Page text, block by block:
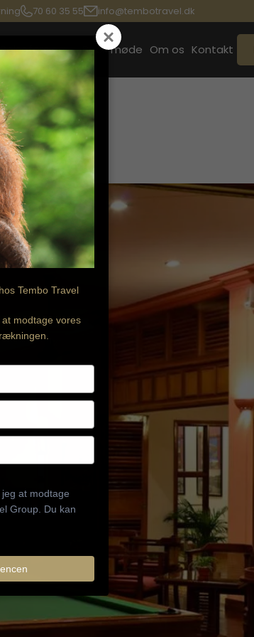
70 60 35 55 info@tembotravel.dk
Rejseforslag Book møde Om os Kontakt
Tembo Travel
modtage vores
at modtage
Group. Du kan